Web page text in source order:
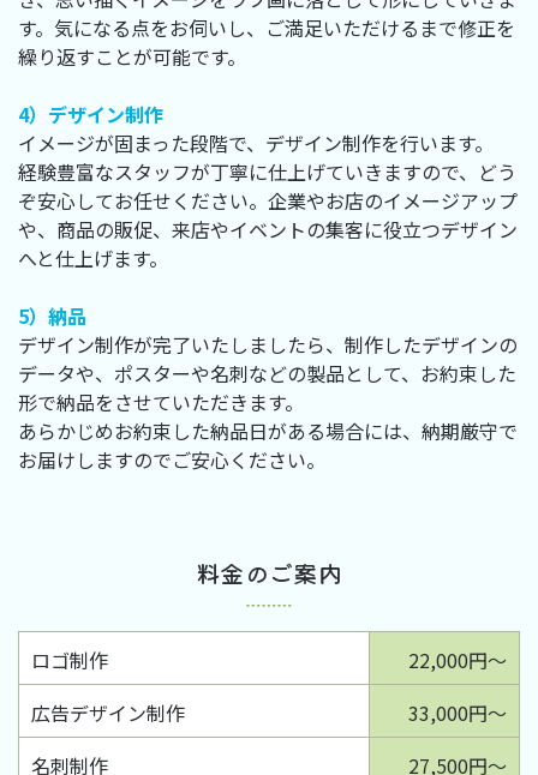
す。気になる点をお伺いし、ご満足いただけるまで修正を
繰り返すことが可能です。
4）デザイン制作
イメージが固まった段階で、デザイン制作を行います。
経験豊富なスタッフが丁寧に仕上げていきますので、どう
ぞ安心してお任せください。企業やお店のイメージアップ
や、商品の販促、来店やイベントの集客に役立つデザイン
へと仕上げます。
5）納品
デザイン制作が完了いたしましたら、制作したデザインの
データや、ポスターや名刺などの製品として、お約束した
形で納品をさせていただきます。
あらかじめお約束した納品日がある場合には、納期厳守で
お届けしますのでご安心ください。
料金のご案内
ロゴ制作
22,000円～
広告デザイン制作
33,000円～
名刺制作
27,500円～